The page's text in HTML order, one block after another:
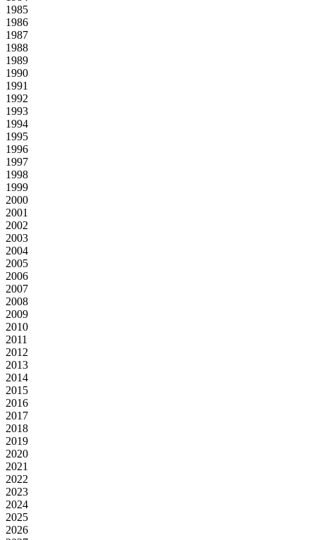
1985
1986
1987
1988
1989
1990
1991
1992
1993
1994
1995
1996
1997
1998
1999
2000
2001
2002
2003
2004
2005
2006
2007
2008
2009
2010
2011
2012
2013
2014
2015
2016
2017
2018
2019
2020
2021
2022
2023
2024
2025
2026